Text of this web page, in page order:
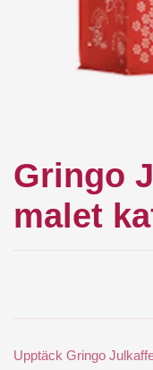
Gringo
malet
Upptäck Gringo